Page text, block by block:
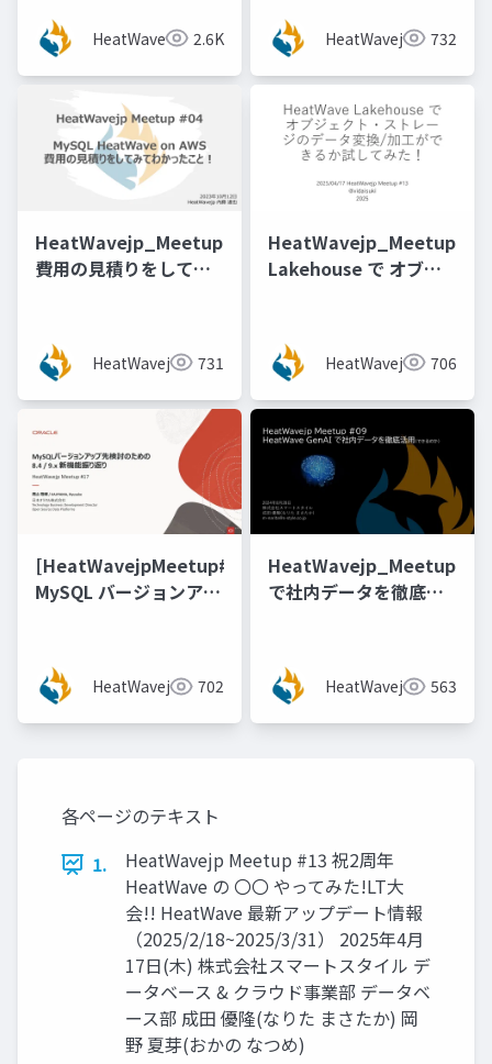
HeatWave へのデータ
連携 [稲葉 祐人 氏（ス
マートスタイル）]
HeatWavejp 2.6K
ージド型Oracle
GoldenGateのご紹介
HeatWavejp 732
費用の見積りをしてみ
HeatWavejp 731
Lakehouse で オブジ
か試してみた！
[@vidaisuki 氏]
HeatWavejp 706
[HeatWavejpMeetup#17]
MySQL バージョンアッ
山 隆輔氏 (日本オラク
ル株式会社)]HeatWavejp 702
で社内データを徹底活
HeatWavejp 563
各ページのテキスト
1.
HeatWavejp Meetup #13 祝2周年
HeatWave の 〇〇 やってみた!LT大
会!! HeatWave 最新アップデート情報
（2025/2/18~2025/3/31） 2025年4月
17日(木) 株式会社スマートスタイル デ
ータベース & クラウド事業部 データベ
ース部 成田 優隆(なりた まさたか) 岡
野 夏芽(おかの なつめ)